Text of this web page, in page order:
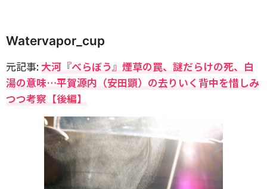
Watervapor_cup
元記事:大河『べらぼう』煙草の罠、謎だらけの死、白
湯の意味…平賀源内（安田顕）の去りいく背中を惜しみ
つつ考察【後編】